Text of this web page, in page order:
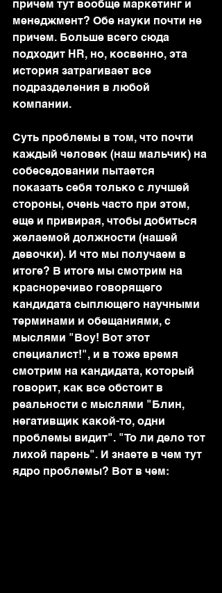
причем тут вообще маркетинг и
менеджмент? Обе науки почти не
причем. Больше всего сюда
подходит HR, но, косвенно, эта
история затрагивает все
подразделения в любой
компании.
Суть проблемы в том, что почти
каждый человек (наш мальчик) на
собеседовании пытается
показать себя только с лучшей
стороны, очень часто при этом,
еще и привирая, чтобы добиться
желаемой должности (нашей
девочки). И что мы получаем в
итоге? В итоге мы смотрим на
красноречиво говорящего
кандидата сыплющего научными
терминами и обещаниями, с
мыслями "Воу! Вот этот
специалист!", и в тоже время
смотрим на кандидата, который
говорит, как все обстоит в
реальности с мыслями "Блин,
негативщик какой-то, одни
проблемы видит". "То ли дело тот
лихой парень". И знаете в чем тут
ядро проблемы? Вот в чем: